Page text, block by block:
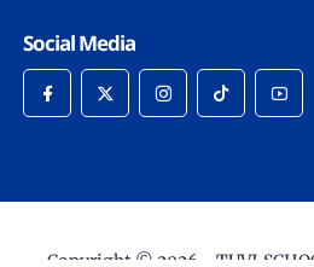
Social Media
Copyright © 2026 -